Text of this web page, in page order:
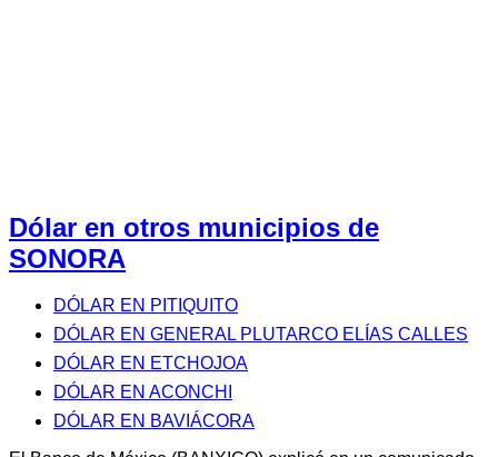
Dólar en otros municipios de
SONORA
DÓLAR EN PITIQUITO
DÓLAR EN GENERAL PLUTARCO ELÍAS CALLES
DÓLAR EN ETCHOJOA
DÓLAR EN ACONCHI
DÓLAR EN BAVIÁCORA